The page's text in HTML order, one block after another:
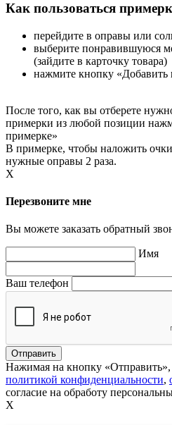
Как пользоваться
перейдите в оправы или
выберите понравившуюся
(зайдите в карточку товара)
нажмите кнопку «Добавить
После того, как вы отберете
примерки из любой позиции
примерке»
В примерке, чтобы наложить
нужные оправы 2 раза.
X
Перезвоните мне
Вы можете заказать обратный
Имя
Ваш телефон
Нажимая на кнопку «Отправить»,
политикой конфиденциальности,
согласие на обработу
X